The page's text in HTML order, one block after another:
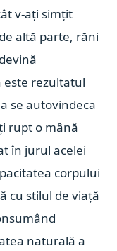
v-ați simțit
altă parte, răni
este rezultatul
se autovindeca
rupt o mână
în jurul acelei
corpului
cu stilul de viață
naturală a